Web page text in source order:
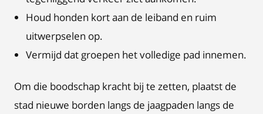
Houd honden kort aan de leiband en ruim
uitwerpselen op.
Vermijd dat groepen het volledige pad innemen.
Om die boodschap kracht bij te zetten, plaatst de
stad nieuwe borden langs de jaagpaden langs de